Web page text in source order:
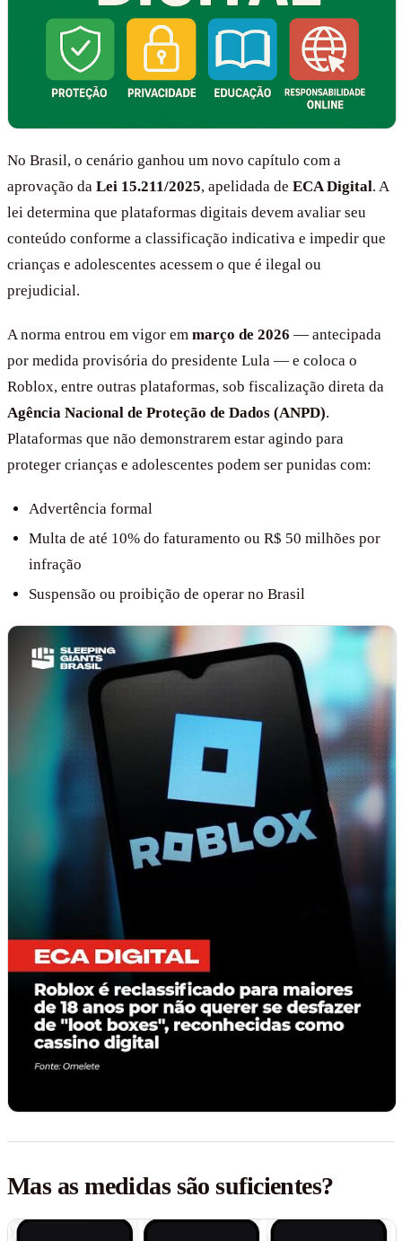
No Brasil, o cenário ganhou um novo capítulo com a
aprovação da Lei 15.211/2025, apelidada de ECA Digital. A
lei determina que plataformas digitais devem avaliar seu
conteúdo conforme a classificação indicativa e impedir que
crianças e adolescentes acessem o que é ilegal ou
prejudicial.
A norma entrou em vigor em março de 2026 — antecipada
por medida provisória do presidente Lula — e coloca o
Roblox, entre outras plataformas, sob fiscalização direta da
Agência Nacional de Proteção de Dados (ANPD).
Plataformas que não demonstrarem estar agindo para
proteger crianças e adolescentes podem ser punidas com:
Advertência formal
Multa de até 10% do faturamento ou R$ 50 milhões por
infração
Suspensão ou proibição de operar no Brasil
Mas as medidas são suficientes?